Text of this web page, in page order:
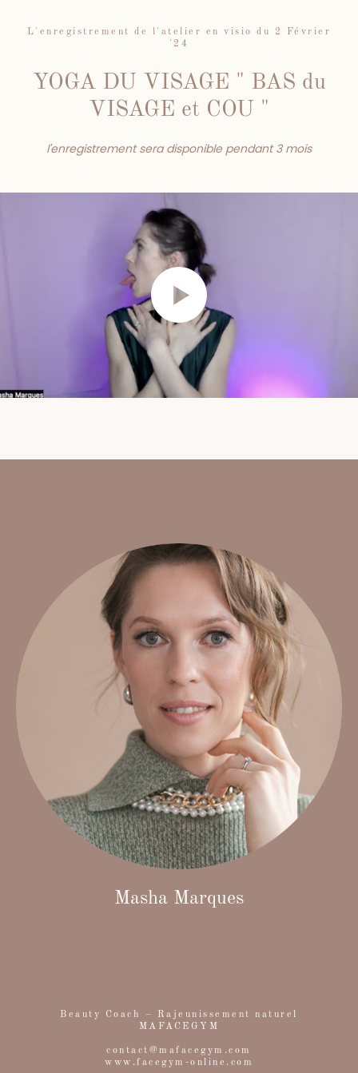
L'enregistrement de l'atelier en visio du 2 Février
'24
YOGA DU VISAGE " BAS du
VISAGE et COU "
l'enregistrement sera disponible pendant 3 mois
Masha Marques
Beauty Coach – Rajeunissement naturel
MAFACEGYM
contact@mafacegym.com
www.facegym-online.com
MaFaceGym
Mes cours en présentiel et / ou